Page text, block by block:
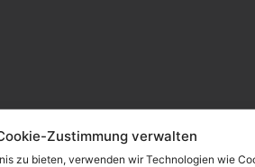
Zustimmung verwalten
zu bieten, verwenden wir Technologien wie
Adresse